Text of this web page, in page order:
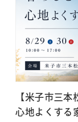
【米子市三
心地よくする